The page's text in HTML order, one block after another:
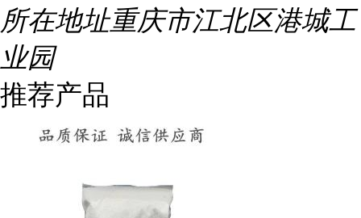
所在地址重庆市江北区港城工
业园
推荐产品